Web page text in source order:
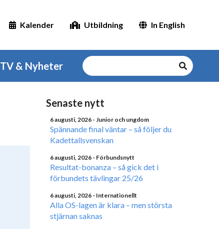
Kalender Utbildning In English
TV & Nyheter
Senaste nytt
6 augusti, 2026 - Junior och ungdom
Spännande final väntar – så följer du
Kadettallsvenskan
6 augusti, 2026 - Förbundsnytt
Resultat-bonanza – så gick det i
förbundets tävlingar 25/26
6 augusti, 2026 - Internationellt
Alla OS-lagen är klara – men största
stjärnan saknas